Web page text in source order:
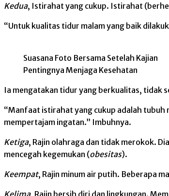
Kedua, Istirahat yang cukup. Istirahat
“Untuk kualitas tidur malam yang baik
Suasana Foto Bersama Setelah Kajian
Pentingnya Menjaga Kesehatan
Ia mengatakan tidur yang berkualitas, tidak
“Manfaat istirahat yang cukup adalah tubuh
mempertajam ingatan.” Imbuhnya.
Ketiga, Rajin olahraga dan tidak merokok.
mencegah kegemukan (obesitas).
Keempat, Rajin minum air putih. Beberapa
Kelima, Rajin bersih diri dan lingkungan.